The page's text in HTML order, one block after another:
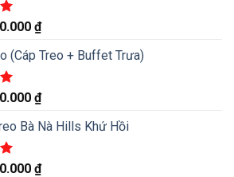
₫
(Cáp Treo + Buffet Trưa)
₫
Bà Nà Hills Khứ Hồi
₫